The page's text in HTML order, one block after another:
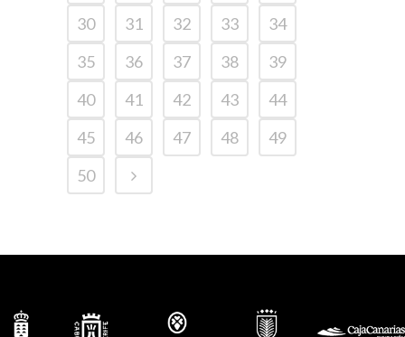
30
31 32 33
34
35
36 37 38
39
40
41 42 43
44
45
46 47 48
49
50